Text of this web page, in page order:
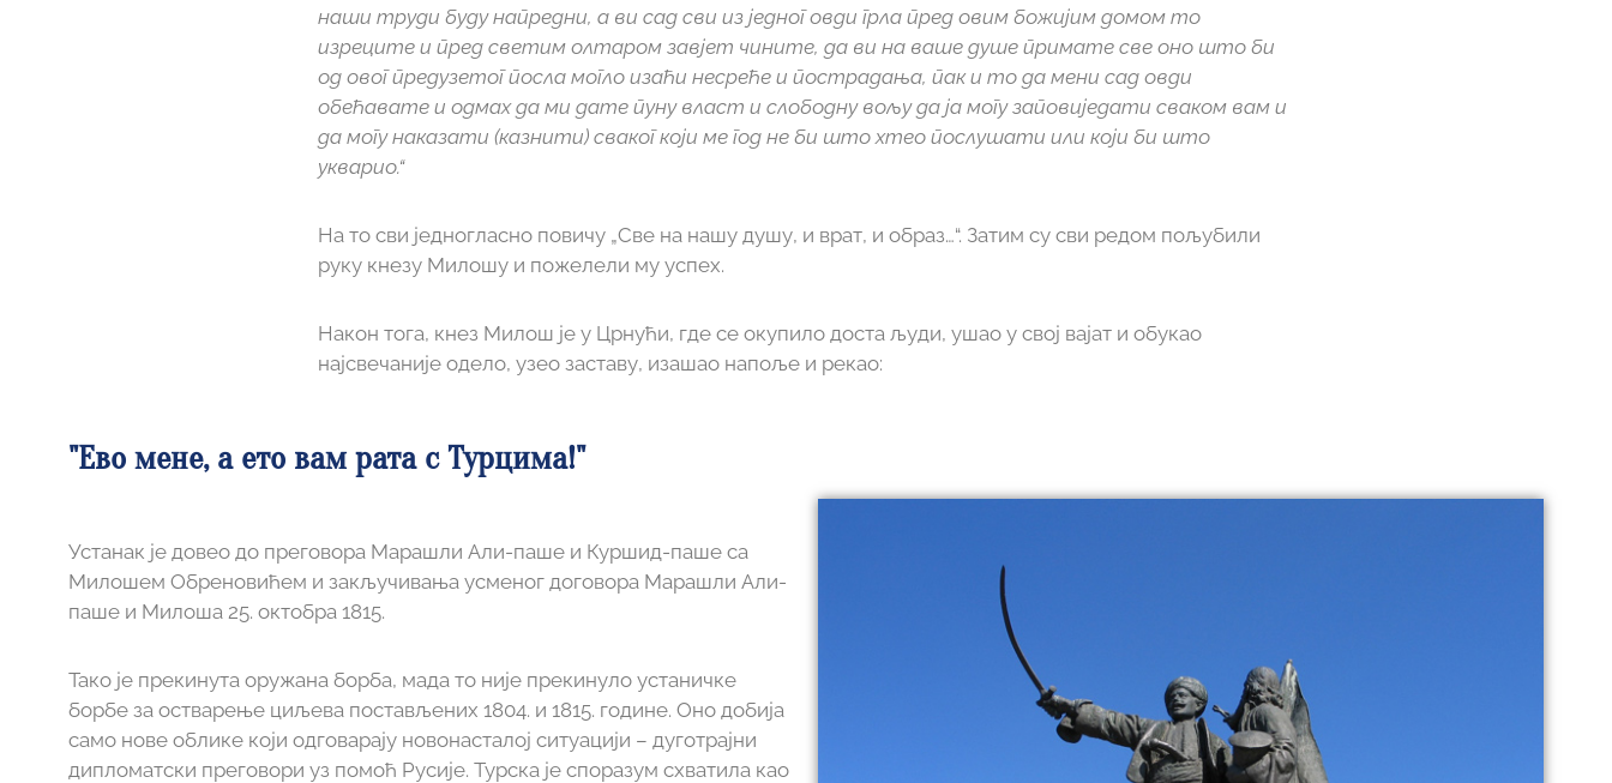
наши труди буду напредни, а ви сад сви из једног овди грла пред овим божијим домом то
изреците и пред светим олтаром завјет чините, да ви на ваше душе примате све оно што би
од овог предузетог посла могло изаћи несреће и пострадања, пак и то да мени сад овди
обећавате и одмах да ми дате пуну власт и слободну вољу да ја могу заповиједати сваком вам и
да могу наказати (казнити) сваког који ме год не би што хтео послушати или који би што
укварио.“
На то сви једногласно повичу „Све на нашу душу, и врат, и образ…“. Затим су сви редом пољубили
руку кнезу Милошу и пожелели му успех.
Након тога, кнез Милош је у Црнући, где се окупило доста људи, ушао у свој вајат и обукао
најсвечаније одело, узео заставу, изашао напоље и рекао:
"Ево мене, а ето вам рата с Турцима!"
Устанак је довео до преговора Марашли Али-паше и Куршид-паше са
Милошем Обреновићем и закључивања усменог договора Марашли Али-
паше и Милоша 25. октобра 1815.
Тако је прекинута оружана борба, мада то није прекинуло устаничке
борбе за остварење циљева постављених 1804. и 1815. године. Оно добија
само нове облике који одговарају новонасталој ситуацији – дуготрајни
дипломатски преговори уз помоћ Русије. Турска је споразум схватила као